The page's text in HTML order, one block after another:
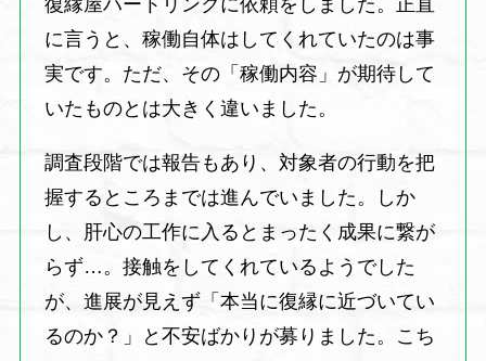
に言うと、稼働自体はしてくれていたのは事
実です。ただ、その「稼働内容」が期待して
いたものとは大きく違いました。
調査段階では報告もあり、対象者の行動を把
握するところまでは進んでいました。しか
し、肝心の工作に入るとまったく成果に繋が
らず…。接触をしてくれているようでした
が、進展が見えず「本当に復縁に近づいてい
るのか？」と不安ばかりが募りました。こち